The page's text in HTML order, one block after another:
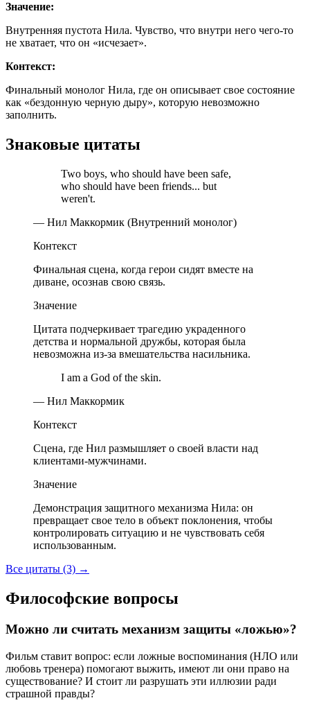
Значение:
Внутренняя пустота Нила. Чувство, что внутри него чего-то
не хватает, что он «исчезает».
Контекст:
Финальный монолог Нила, где он описывает свое состояние
как «бездонную черную дыру», которую невозможно
заполнить.
Знаковые цитаты
Two boys, who should have been safe,
who should have been friends... but
weren't.
— Нил Маккормик (Внутренний монолог)
Контекст
Финальная сцена, когда герои сидят вместе на
диване, осознав свою связь.
Значение
Цитата подчеркивает трагедию украденного
детства и нормальной дружбы, которая была
невозможна из-за вмешательства насильника.
I am a God of the skin.
— Нил Маккормик
Контекст
Сцена, где Нил размышляет о своей власти над
клиентами-мужчинами.
Значение
Демонстрация защитного механизма Нила: он
превращает свое тело в объект поклонения, чтобы
контролировать ситуацию и не чувствовать себя
использованным.
Все цитаты (3) →
Философские вопросы
Можно ли считать механизм защиты «ложью»?
Фильм ставит вопрос: если ложные воспоминания (НЛО или
любовь тренера) помогают выжить, имеют ли они право на
существование? И стоит ли разрушать эти иллюзии ради
страшной правды?